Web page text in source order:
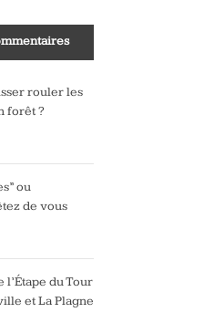
rouler les
forêt ?
ou
de vous
l’Étape du Tour
et La Plagne